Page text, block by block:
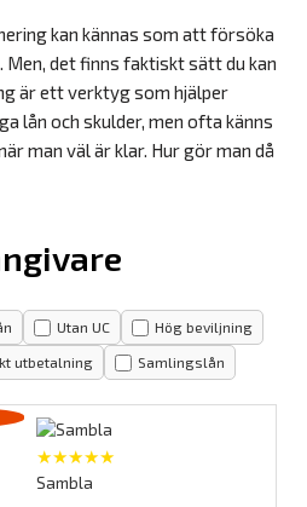
kan kännas som att försöka
Men, det finns faktiskt sätt du kan
är ett verktyg som hjälper
lån och skulder, men ofta känns
man väl är klar. Hur gör man då
Utan UC Hög beviljning
utbetalning Samlingslån
★★★★★
Sambla